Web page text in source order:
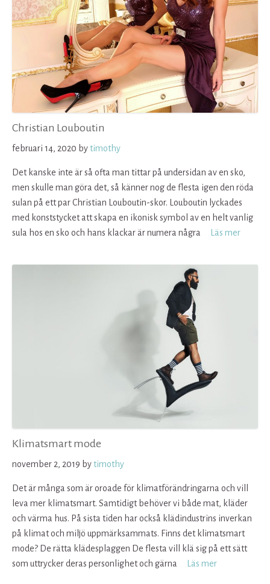
Christian Louboutin
februari 14, 2020 bytimothy
Det kanske inte är så ofta man tittar på undersidan av en sko,
men skulle man göra det, så känner nog de flesta igen den röda
sulan på ett par Christian Louboutin-skor. Louboutin lyckades
med konststycket att skapa en ikonisk symbol av en helt vanlig
sula hos en sko och hans klackar är numera några
Läs mer
Klimatsmart mode
november 2, 2019 bytimothy
Det är många som är oroade för klimatförändringarna och vill
leva mer klimatsmart. Samtidigt behöver vi både mat, kläder
och värma hus. På sista tiden har också klädindustrins inverkan
på klimat och miljö uppmärksammats. Finns det klimatsmart
mode? De rätta klädesplaggen De flesta vill klä sig på ett sätt
som uttrycker deras personlighet och gärna
Läs mer